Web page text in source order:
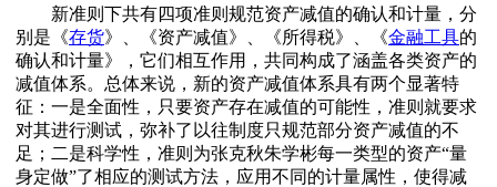
新准则下共有四项准则规范资产减值的确认和计量，分
别是《存货》、《资产减值》、《所得税》、《金融工具的
确认和计量》，它们相互作用，共同构成了涵盖各类资产的
减值体系。总体来说，新的资产减值体系具有两个显著特
征：一是全面性，只要资产存在减值的可能性，准则就要求
对其进行测试，弥补了以往制度只规范部分资产减值的不
足；二是科学性，准则为张克秋朱学彬每一类型的资产“量
身定做”了相应的测试方法，应用不同的计量属性，使得减